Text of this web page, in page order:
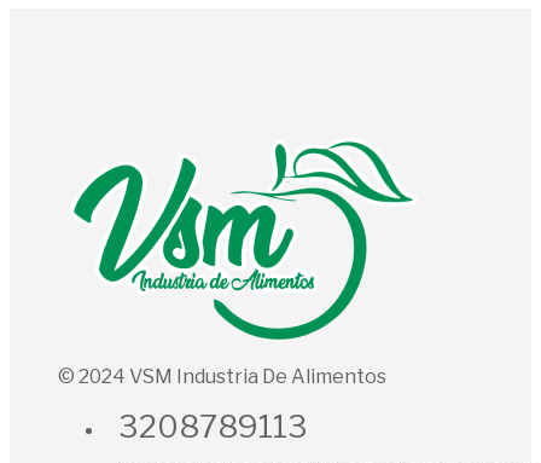
© 2024 VSM Industria De Alimentos
3208789113